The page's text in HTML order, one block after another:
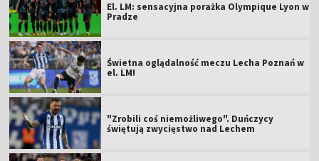
El. LM: sensacyjna porażka Olympique Lyon w
Pradze
Świetna oglądalność meczu Lecha Poznań w
el. LM!
"Zrobili coś niemożliwego". Duńczycy
świętują zwycięstwo nad Lechem